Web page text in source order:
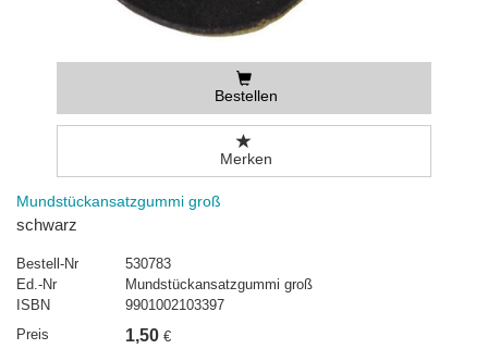
Bestellen
Merken
Mundstückansatzgummi groß
schwarz
Bestell-Nr
530783
Ed.-Nr
Mundstückansatzgummi groß
ISBN
9901002103397
Preis
1,50 €